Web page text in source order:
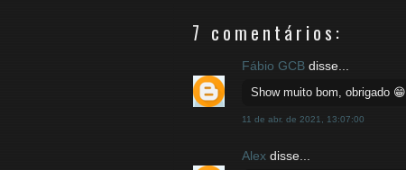
7 comentários:
Fábio GCB disse...
Show muito bom, obrigado 😁
11 de abr. de 2021, 13:07:00
Alex disse...